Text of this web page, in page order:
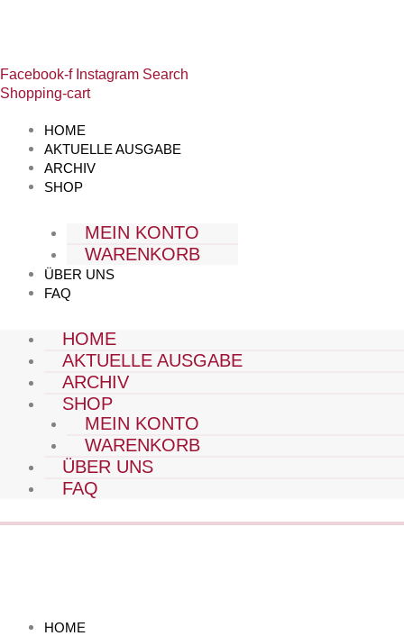
Facebook-f Instagram Search
Shopping-cart
HOME
AKTUELLE AUSGABE
ARCHIV
SHOP
MEIN KONTO
WARENKORB
ÜBER UNS
FAQ
HOME
AKTUELLE AUSGABE
ARCHIV
SHOP
MEIN KONTO
WARENKORB
ÜBER UNS
FAQ
HOME
[Digital]
Menge